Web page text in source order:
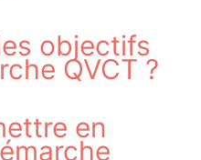
objectifs
QVCT ?
en